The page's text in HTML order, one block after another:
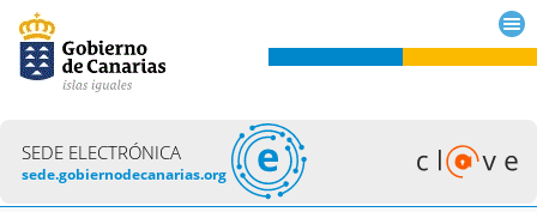
SEDE ELECTRÓNICA
sede.gobiernodecanarias.org